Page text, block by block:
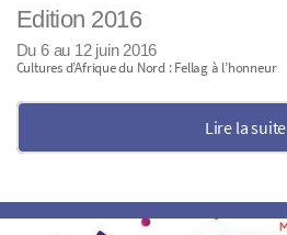
Edition 2016
Du 6 au 12 juin 2016
Cultures d’Afrique du Nord : Fellag à l’honneur
Lire la suite